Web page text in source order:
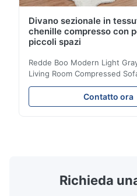
Divano sezionale in
chenille compresso con
piccoli spazi
Redde Boo Modern Light
Living Room Compressed
Lounge Product Overview
soft sectional sofa designed
spaces, featuring a
Contatto ora
Richieda